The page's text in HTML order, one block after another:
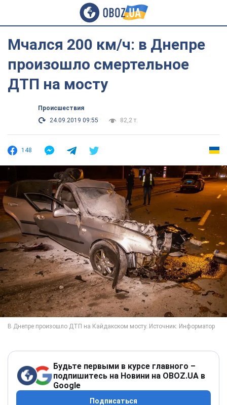
Мчался 200 км/ч: в Днепре
произошло смертельное
ДТП на мосту
Происшествия
24.09.2019 09:55
82,2 т.
148
Будьте первыми в курсе главного –
подпишитесь на Новини на OBOZ.UA в
Google
Подписаться